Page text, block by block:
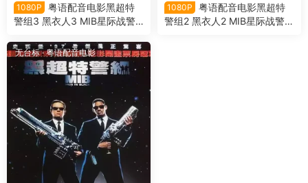
1080P
粤语配音电影黑超特
警组3 黑衣人3 MIB星际战警3
1080P
粤语配音电影黑超特
警组2 黑衣人2 MIB星际战警2
无台标·粤语配音电影